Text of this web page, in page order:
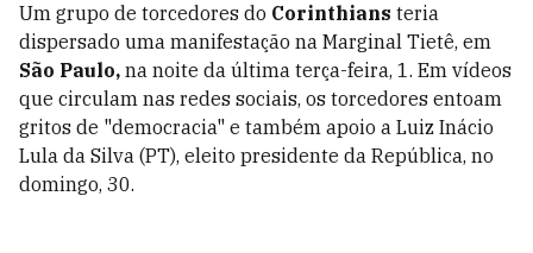
Um grupo de torcedores do Corinthians teria
dispersado uma manifestação na Marginal Tietê, em
São Paulo, na noite da última terça-feira, 1. Em vídeos
que circulam nas redes sociais, os torcedores entoam
gritos de "democracia" e também apoio a Luiz Inácio
Lula da Silva (PT), eleito presidente da República, no
domingo, 30.